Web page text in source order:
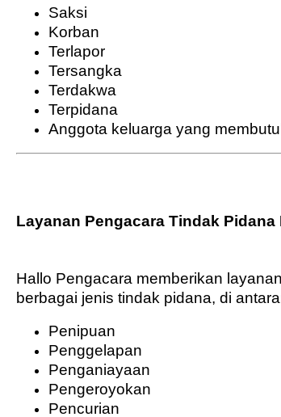
Saksi
Korban
Terlapor
Tersangka
Terdakwa
Terpidana
Anggota keluarga yang
Layanan Pengacara Tindak Pidana
Hallo Pengacara memberikan
berbagai jenis tindak pidana, di
Penipuan
Penggelapan
Penganiayaan
Pengeroyokan
Pencurian